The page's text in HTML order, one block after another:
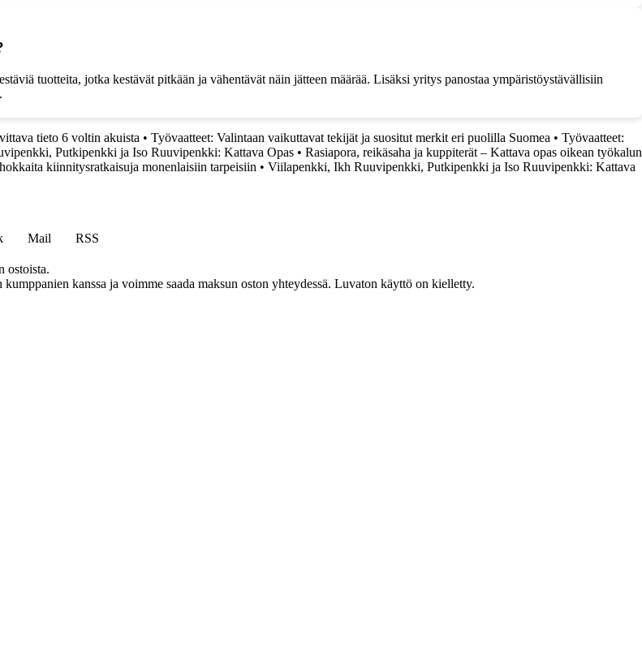
tuotteita, jotka kestävät pitkään ja vähentävät näin jätteen määrää. Lisäksi yritys panostaa ympäristöystävällisiin
tieto 6 voltin akuista • Työvaatteet: Valintaan vaikuttavat tekijät ja suositut merkit eri puolilla Suomea • Työvaatteet:
Putkipenkki ja Iso Ruuvipenkki: Kattava Opas • Rasiapora, reikäsaha ja kuppiterät – Kattava opas oikean työkalun
kiinnitysratkaisuja monenlaisiin tarpeisiin • Viilapenkki, Ikh Ruuvipenkki, Putkipenkki ja Iso Ruuvipenkki: Kattava
Mail
RSS
ostoista.
kanssa ja voimme saada maksun oston yhteydessä. Luvaton käyttö on kielletty.